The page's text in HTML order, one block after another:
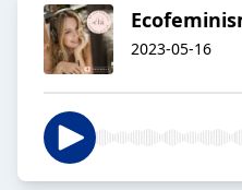
2023-05-16